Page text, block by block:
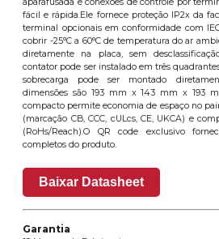
aparafusada e conexões de controle por
fácil e rápida.Ele fornece proteção IP2x da
terminal opcionais em conformidade com
cobrir -25°C a 60°C de temperatura do ar
diretamente na placa, sem
contator pode ser instalado em três
sobrecarga pode ser montado
dimensões são 193 mm x 143 mm x 193
compacto permite economia de espaço no
(marcação CB, CCC, cULcs, CE, UKCA) e
(RoHs/Reach).O QR code exclusivo
completos do produto.
Baixar Datasheet
Garantia